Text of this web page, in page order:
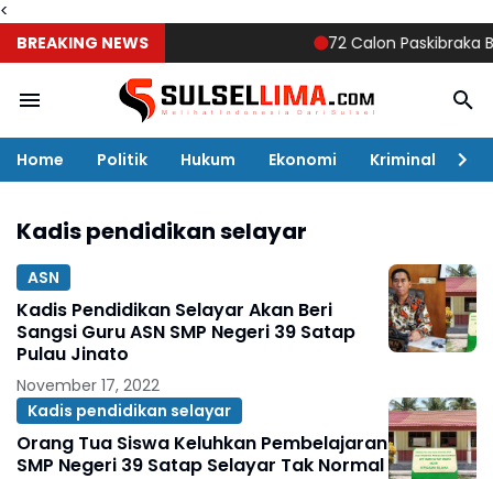
<
BREAKING NEWS
72 Calon Paskibraka
Home Politik Hukum Ekonomi Kriminal
Kadis pendidikan selayar
ASN
Kadis Pendidikan Selayar Akan Beri
Sangsi Guru ASN SMP Negeri 39 Satap
Pulau Jinato
November 17, 2022
Kadis pendidikan selayar
Orang Tua Siswa Keluhkan Pembelajaran
SMP Negeri 39 Satap Selayar Tak Normal